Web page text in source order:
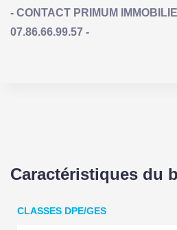
- CONTACT PRIMUM
07.86.66.99.57 -
Caractéristiques du
CLASSES DPE/GES